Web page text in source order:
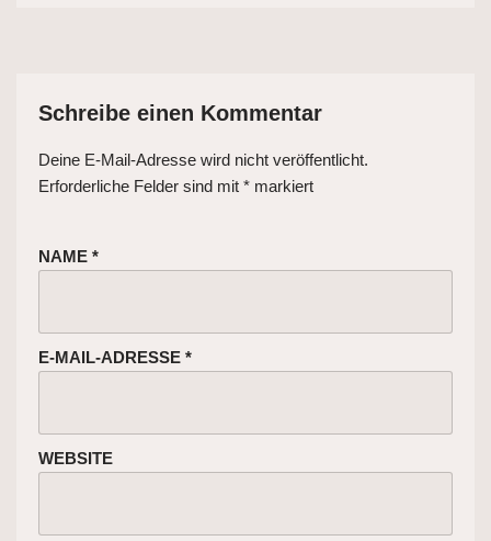
Schreibe einen Kommentar
Deine E-Mail-Adresse wird nicht veröffentlicht.
Erforderliche Felder sind mit * markiert
NAME *
E-MAIL-ADRESSE *
WEBSITE